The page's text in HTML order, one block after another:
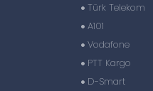
Türk Telekom
A101
Vodafone
PTT Kargo
D-Smart